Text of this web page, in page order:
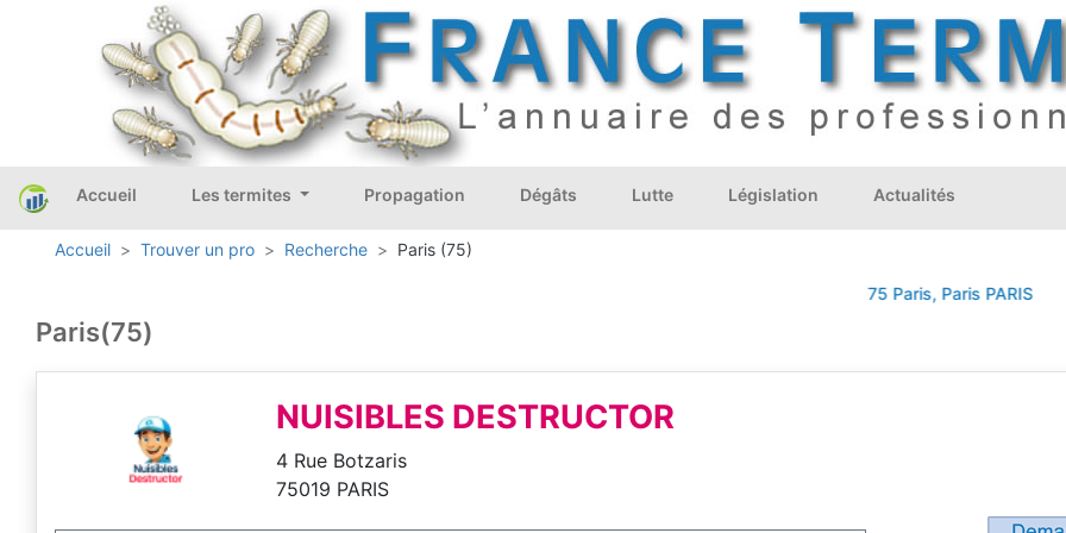
Accueil Les termites Propagation Dégâts Lutte Législation Actualités
Accueil Trouver un pro Recherche Paris (75)
75 Paris, ParisPARIS
Paris(75)
NUISIBLES DESTRUCTOR
4 Rue Botzaris
75019 PARIS